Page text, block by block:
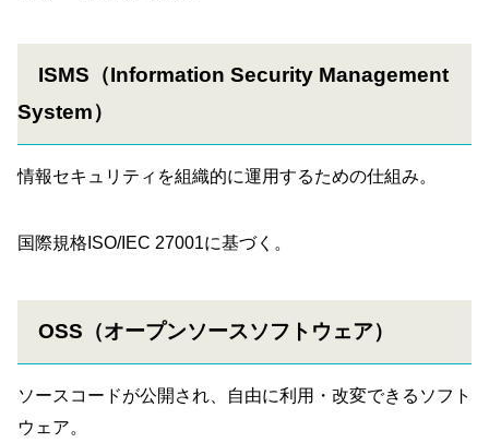
ISMS（Information Security Management
System）
情報セキュリティを組織的に運用するための仕組み。
国際規格ISO/IEC 27001に基づく。
OSS（オープンソースソフトウェア）
ソースコードが公開され、自由に利用・改変できるソフト
ウェア。